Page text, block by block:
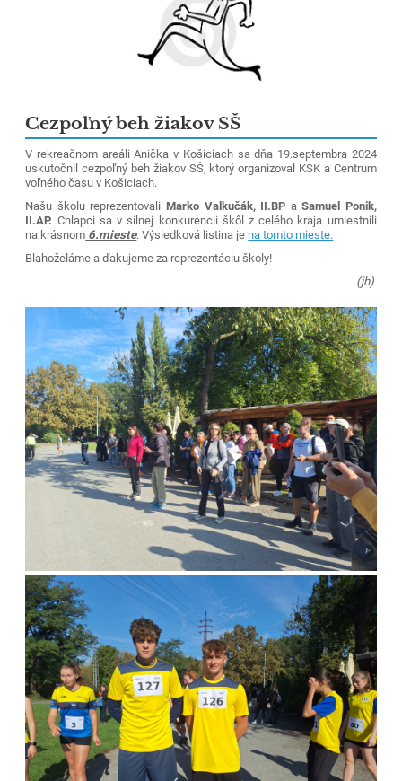
Cezpoľný beh žiakov SŠ
V rekreačnom areáli Anička v Košiciach sa dňa 19.septembra 2024
uskutočnil cezpoľný beh žiakov SŠ, ktorý organizoval KSK a Centrum
voľného času v Košiciach.
Našu školu reprezentovali Marko Valkučák, II.BP aSamuel Ponik,
II.AP. Chlapci sa v silnej konkurencii škôl z celého kraja umiestnili
na krásnom 6.mieste. Výsledková listina jena tomto mieste.
Blahoželáme a ďakujeme za reprezentáciu školy!
(jh)